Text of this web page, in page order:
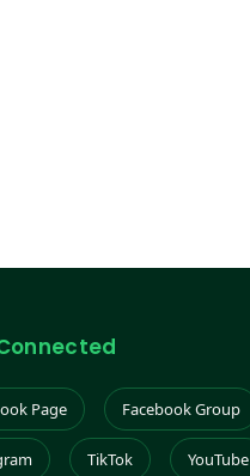
Page Facebook Group
TikTok YouTube